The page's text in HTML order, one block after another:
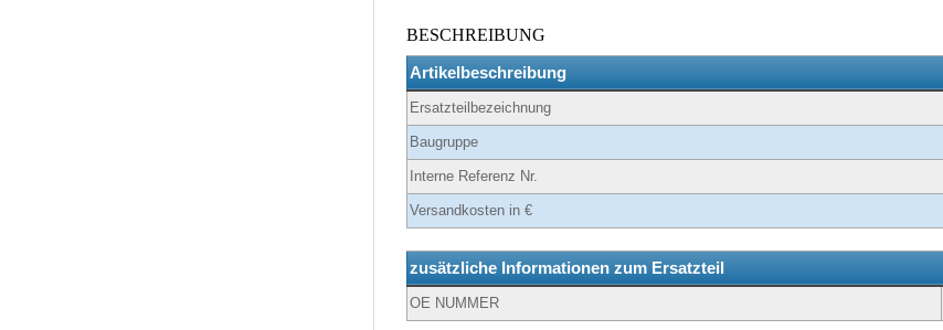
BESCHREIBUNG
Artikelbeschreibung
Ersatzteilbezeichnung
Baugruppe
Interne Referenz Nr.
Versandkosten in €
zusätzliche Informationen zum Ersatzteil
OE NUMMER